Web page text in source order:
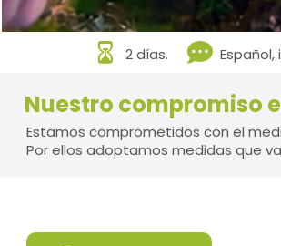
2 días.
Nuestro compromiso
Estamos comprometidos con el
Por ellos adoptamos medidas que